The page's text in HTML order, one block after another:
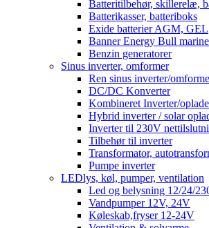
Batteritilbehør, skillerelæ,
Batterikasser, batteriboks
Exide batterier AGM, GEL
Banner Energy Bull marine
Benzin generatorer
Sinus inverter, omformer
Ren sinus inverter/
DC/DC Konverter
Kombineret Inverter/
Hybrid inverter / solar
Inverter til 230V
Tilbehør til inverter
Transformator,
Pumpe inverter
LEDlys, køl, pumper, ventilation
Led og belysning 12/24/
Vandpumper 12V, 24V
Køleskab,fryser 12-24V